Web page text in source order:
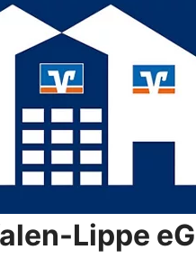
Lippe eG